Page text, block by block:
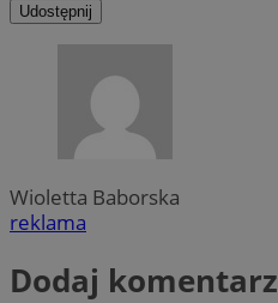
Udostępnij
Wioletta Baborska
reklama
Dodaj komentarz